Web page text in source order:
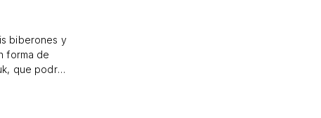
biberones y
forma de
que podrás